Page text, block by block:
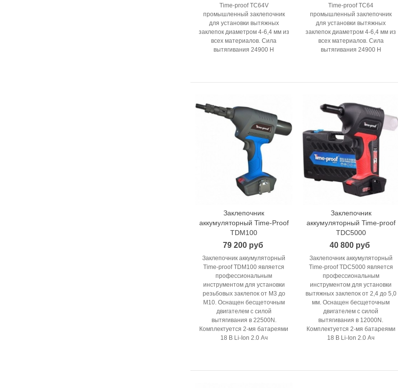
Time-proof TC64V
промышленный заклепочник
для установки вытяжных
заклепок диаметром 4-6,4 мм из
всех материалов. Сила
вытягивания 24900 Н
Time-proof TC64
промышленный заклепочник
для установки вытяжных
заклепок диаметром 4-6,4 мм из
всех материалов. Сила
вытягивания 24900 Н
В корзину
Заклепочник
аккумуляторный Time-Proof
TDM100
79 200 руб
Заклепочник аккумуляторный
Time-proof TDM100 является
профессиональным
инструментом для установки
резьбовых заклепок от М3 до
М10. Оснащен бесщеточным
двигателем с силой
вытягивания в 22500N.
Комплектуется 2-мя батареями
18 В Li-Ion 2.0 Ач
В корзину
Заклепочник
аккумуляторный Time-proof
TDC5000
40 800 руб
Заклепочник аккумуляторный
Time-proof TDC5000 является
профессиональным
инструментом для установки
вытяжных заклепок от 2,4 до 5,0
мм. Оснащен бесщеточным
двигателем с силой
вытягивания в 12000N.
Комплектуется 2-мя батареями
18 В Li-Ion 2.0 Ач